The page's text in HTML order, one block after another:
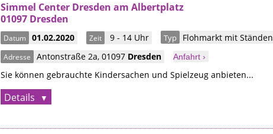
Simmel Center Dresden am Albertplatz
01097 Dresden
Datum 01.02.2020 Zeit 9 - 14 Uhr Typ Flohmarkt mit Ständen
Adresse Antonstraße 2a, 01097 Dresden Anfahrt ›
Sie können gebrauchte Kindersachen und Spielzeug anbieten...
Details